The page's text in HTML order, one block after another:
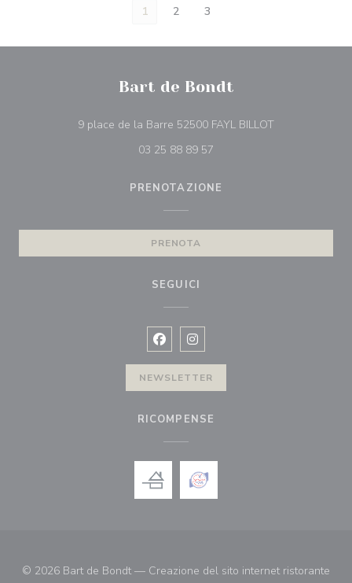
1 2 3
Bart de Bondt
9 place de la Barre 52500 FAYL BILLOT((apre una
03 25 88 89 57
PRENOTAZIONE
PRENOTA
SEGUICI
Facebook ((apre una nuova
Instagram ((apre una nuova
NEWSLETTER
RICOMPENSE
© 2026 Bart de Bondt — Creazione del sito internet ristorante